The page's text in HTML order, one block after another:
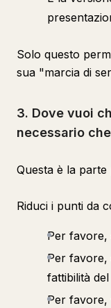
Solo questo
sua "marcia di
3. Dove vuoi
necessario
Questa è la
Riduci i punti da
Per favore,
Per favore,
fattibilità
Per favore,